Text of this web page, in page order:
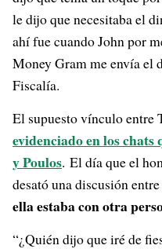
le dijo que necesitaba el
ahí fue cuando John por
Money Gram me envía el
Fiscalía.
El supuesto vínculo entre
evidenciado en los chats
y Poulos. El día que el
desató una discusión
ella estaba con otra
“¿Quién dijo que iré de